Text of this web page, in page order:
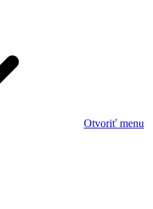
Otvoriť menu